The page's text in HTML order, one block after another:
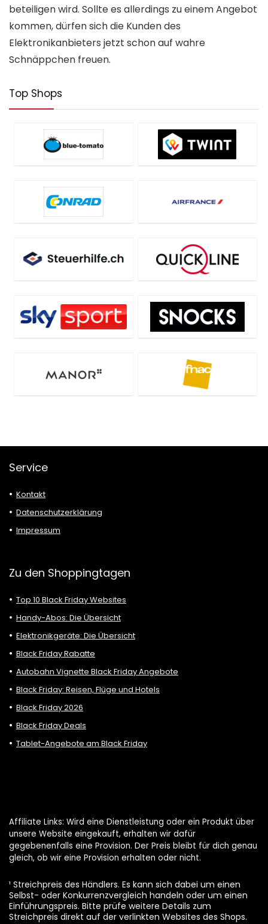
beteiligen wird. Sollte es allerdings zu einem Angebot
kommen, dürfen sich die Kunden des
Elektronikanbieters jetzt schon auf wahre
Schnäppchen freuen.
Top Shops
Service
Kontakt
Datenschutzerklärung
Impressum
Zu den Shoppingtagen
Top 10 Black Friday Websites
Handy-Abos: Die Übersicht
Elektronikgeräte: Die Übersicht
Black Friday Rabatte
Autobahn Vignette Black Friday Angebote
Black Friday: Reisen, Flüge und Hotels
Black Friday 2026
Black Friday Deals
Tablet-Angebote am Black Friday
Affiliate Links: Wird eine Dienstleistung oder ein Produkt über
unsere Website eingekauft, erhalten wir dafür
gegebenenfalls eine Provision. Der Preis bleibt für dich genau
gleich, ob wir eine Provision erhalten oder nicht.
¹ Streichpreis des Händlers. Es kann sich dabei um einen
Selbst- oder Konkurrenzvergleich handeln oder um einen
Einführungspreis. Bitte prüfe weitere Details zum
Streichpreis direkt auf der verlinkten Websites des Shops.